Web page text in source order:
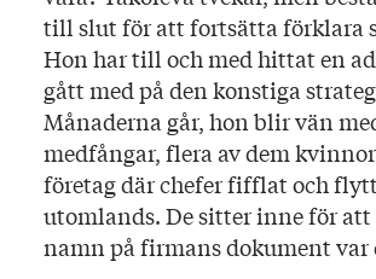
till slut för att fortsätta förklara
Hon har till och med hittat en
gått med på den konstiga
Månaderna går, hon blir vän
medfångar, flera av dem
företag där chefer fifflat och
utomlands. De sitter inne för
namn på firmans dokument var